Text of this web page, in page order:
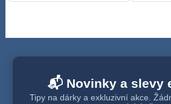
📬 Novinky a slevy
Tipy na dárky a exkluzivní akce.